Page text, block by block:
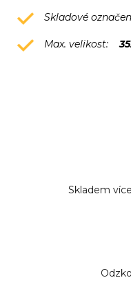
Skladové
Max. velikost:
Skladem